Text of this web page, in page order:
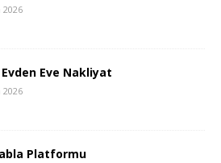
2026
Evden Eve Nakliyat
2026
Platformu